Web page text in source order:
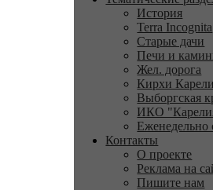
История
Terra Incognita
Старые дачи
Печи и
Жел. дорога
Кирхи
Выборгская
ИКО
Еженедельно
Контакты
О проекте
Реклама на
Пишите нам